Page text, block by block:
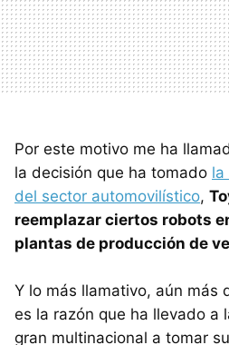
Por este motivo me ha
la decisión que ha tomado la
del sector automovilístico,
reemplazar ciertos robots
plantas de producción de
Y lo más llamativo, aún más
es la razón que ha llevado a
gran multinacional a tomar